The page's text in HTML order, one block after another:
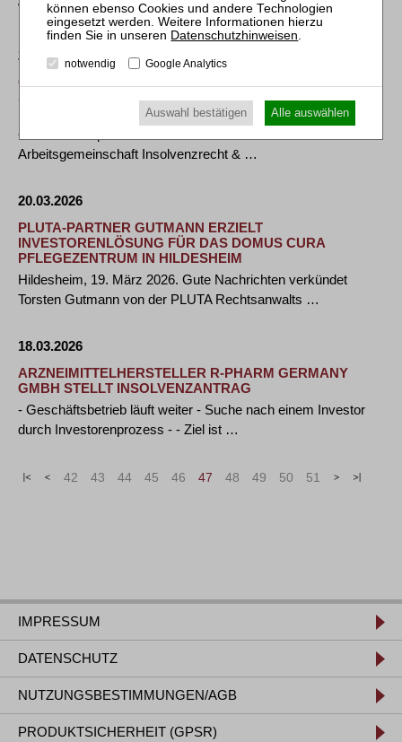
Wieselhuber & Partner steuert strukturierten …
23.03.2026
GERLOFF LIEBLER RECHTSANWÄLTE: CHRISTIAN
STOFFLER MIT AGIS AWARD ALS „EIGENVERWALTER
DES JAHRES“ AUSGEZEICHNET
• Insolvenzexperte erhält renommierten Award der
Arbeitsgemeinschaft Insolvenzrecht & …
20.03.2026
PLUTA-PARTNER GUTMANN ERZIELT
INVESTORENLÖSUNG FÜR DAS DOMUS CURA
PFLEGEZENTRUM IN HILDESHEIM
Hildesheim, 19. März 2026. Gute Nachrichten verkündet
Torsten Gutmann von der PLUTA Rechtsanwalts …
18.03.2026
ARZNEIMITTELHERSTELLER R-PHARM GERMANY
GMBH STELLT INSOLVENZANTRAG
- Geschäftsbetrieb läuft weiter - Suche nach einem Investor
durch Investorenprozess - - Ziel ist …
« < 42 43 44 45 46 47 48 49 50 51 > »
IMPRESSUM
DATENSCHUTZ
NUTZUNGSBESTIMMUNGEN/AGB
PRODUKTSICHERHEIT (GPSR)
Datenschutzhinweisen.
notwendig Google Analytics
Auswahl bestätigen Alle auswählen